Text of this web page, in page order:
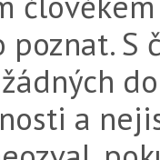
S
a